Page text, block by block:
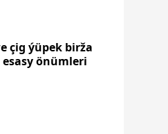
çig ýüpek birža
önümleri